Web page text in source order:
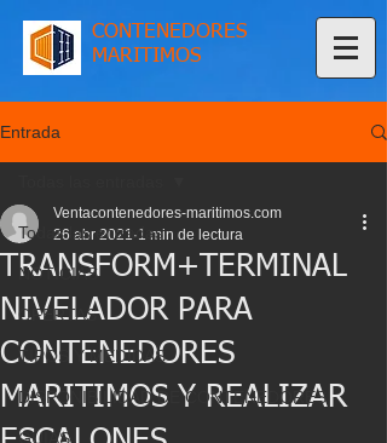
CONTENEDORES
MARITIMOS
Entrada
Todas las entradas
NOTICIAS
OFERTAS
TIPOS Y MEDIDAS
DISPONIBILIDAD DE CONTENEDORES
GUIAS
TRANSFORM+TERMINAL
NIVELADOR PARA
CONTENEDORES
MARITIMOS Y REALIZAR
Ventacontenedores-maritimos.com
26 abr 2021 1 min de lectura